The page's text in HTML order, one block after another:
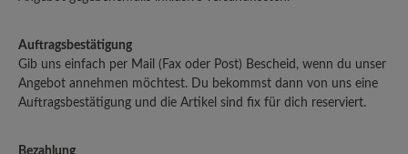
Auftragsbestätigung
Gib uns einfach per Mail (Fax oder Post) Bescheid, wenn du unser
Angebot annehmen möchtest. Du bekommst dann von uns eine
Auftragsbestätigung und die Artikel sind fix für dich reserviert.
Bezahlung